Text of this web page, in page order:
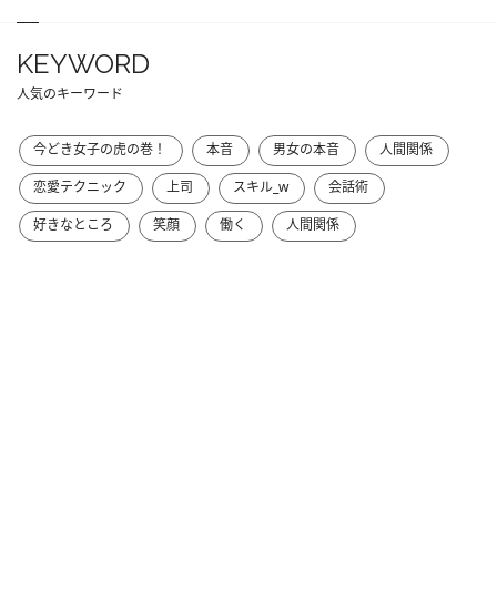
KEYWORD
人気のキーワード
今どき女子の虎の巻！ 本音 男女の本音
人間関係
恋愛テクニック
上司 スキル_w
会話術
好きなところ
笑顔 働く 人間関係